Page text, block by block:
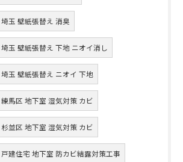
埼玉 壁紙張替え 消臭
埼玉 壁紙張替え 下地 ニオイ消し
埼玉 壁紙張替え ニオイ 下地
練馬区 地下室 湿気対策 カビ
杉並区 地下室 湿気対策 カビ
戸建住宅 地下室 防カビ結露対策工事